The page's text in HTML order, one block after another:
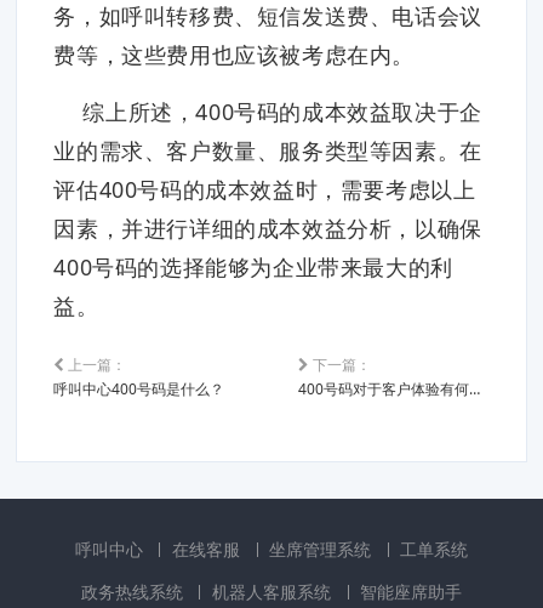
务，如呼叫转移费、短信发送费、电话会议
费等，这些费用也应该被考虑在内。
综上所述，400号码的成本效益取决于企
业的需求、客户数量、服务类型等因素。在
评估400号码的成本效益时，需要考虑以上
因素，并进行详细的成本效益分析，以确保
400号码的选择能够为企业带来最大的利
益。
上一篇：
呼叫中心400号码是什么？
下一篇：
400号码对于客户体验有何影响？它如何提高客户满意度和便利性？
呼叫中心 在线客服 坐席管理系统
工单系统
政务热线系统
机器人客服系统 智能座席助手